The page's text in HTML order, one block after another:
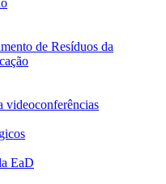
de Resíduos da
videoconferências
EaD